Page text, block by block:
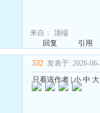
来自： 顶端
回复
引用
532 发表于: 2026-
只看该作者|小 中 大